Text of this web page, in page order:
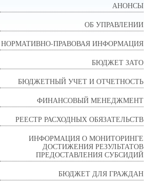
АНОНСЫ
ОБ УПРАВЛЕНИИ
НОРМАТИВНО-ПРАВОВАЯ ИНФОРМАЦИЯ
БЮДЖЕТ ЗАТО
БЮДЖЕТНЫЙ УЧЕТ И ОТЧЕТНОСТЬ
ФИНАНСОВЫЙ МЕНЕДЖМЕНТ
РЕЕСТР РАСХОДНЫХ ОБЯЗАТЕЛЬСТВ
ИНФОРМАЦИЯ О МОНИТОРИНГЕ
ДОСТИЖЕНИЯ РЕЗУЛЬТАТОВ
ПРЕДОСТАВЛЕНИЯ СУБСИДИЙ
БЮДЖЕТ ДЛЯ ГРАЖДАН